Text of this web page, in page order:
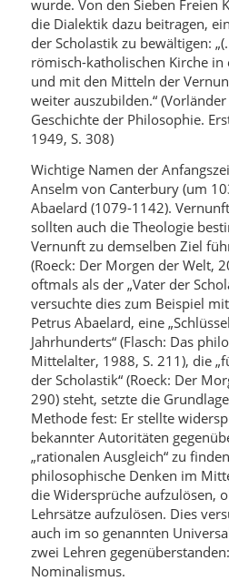
wurde. Von den Sieben Freien
die Dialektik dazu beitragen,
der Scholastik zu bewältigen:
römisch-katholischen Kirche in
und mit den Mitteln der
weiter auszubilden.“
Geschichte der Philosophie.
1949, S. 308)
Wichtige Namen der
Anselm von Canterbury (um
Abaelard (1079-1142).
sollten auch die Theologie
Vernunft zu demselben Ziel
(Roeck: Der Morgen der Welt,
oftmals als der „Vater der
versuchte dies zum Beispiel
Petrus Abaelard, eine
Jahrhunderts“ (Flasch: Das
Mittelalter, 1988, S. 211), die
der Scholastik“ (Roeck: Der
290) steht, setzte die
Methode fest: Er stellte
bekannter Autoritäten
„rationalen Ausgleich“ zu
philosophische Denken im
die Widersprüche aufzulösen,
Lehrsätze aufzulösen. Dies
auch im so genannten
zwei Lehren
Nominalismus.